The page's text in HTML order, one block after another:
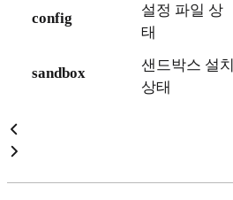
config
설정 파일 상
태
sandbox
샌드박스 설치
상태